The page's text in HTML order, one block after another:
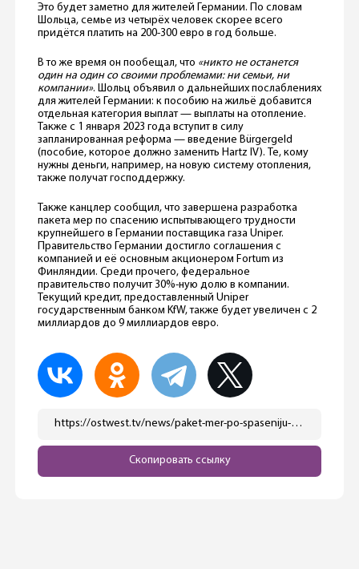
Это будет заметно для жителей Германии. По словам
Шольца, семье из четырёх человек скорее всего
придётся платить на 200-300 евро в год больше.
В то же время он пообещал, что «никто не останется
один на один со своими проблемами: ни семьи, ни
компании». Шольц объявил о дальнейших послаблениях
для жителей Германии: к пособию на жильё добавится
отдельная категория выплат — выплаты на отопление.
Также с 1 января 2023 года вступит в силу
запланированная реформа — введение Bürgergeld
(пособие, которое должно заменить Hartz IV). Те, кому
нужны деньги, например, на новую систему отопления,
также получат господдержку.
Также канцлер сообщил, что завершена разработка
пакета мер по спасению испытывающего трудности
крупнейшего в Германии поставщика газа Uniper.
Правительство Германии достигло соглашения с
компанией и её основным акционером Fortum из
Финляндии. Среди прочего, федеральное
правительство получит 30%-ную долю в компании.
Текущий кредит, предоставленный Uniper
государственным банком KfW, также будет увеличен с 2
миллиардов до 9 миллиардов евро.
https://ostwest.tv/news/paket-mer-po-spaseniju-krupnejshego-v-germanii-postavshhika-gaza-prinyat-no-potrebitelyam-gaza-pridjotsya-platit-namnogo-bolshe/
Скопировать ссылку